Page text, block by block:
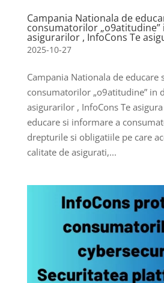
Campania Nationala de
consumatorilor „o9atitudine”
asigurarilor , InfoCons Te
2025-10-27
Campania Nationala de educare
consumatorilor „o9atitudine” in
asigurarilor , InfoCons Te
educare si informare a
drepturile si obligatiile pe care
calitate de asigurati,...